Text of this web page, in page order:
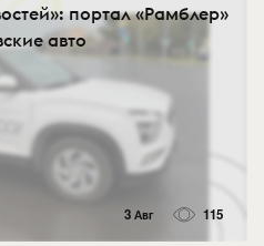
портал «Рамблер»
авто
3 Авг 115